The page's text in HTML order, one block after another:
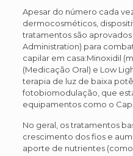
Apesar do número cada
dermocosméticos,
tratamentos são
Administration) para
capilar em casa:Minoxidil
(Medicação Oral) e Low
terapia de luz de baixa
fotobiomodulação, que
equipamentos como o
No geral, os tratamentos
crescimento dos fios e
aporte de nutrientes (como